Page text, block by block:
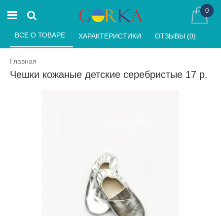
0
Главная
Чешки кожаные детские серебристые 17 р.
ВСЕ О ТОВАРЕ ХАРАКТЕРИСТИКИ ОТЗЫВЫ (0)